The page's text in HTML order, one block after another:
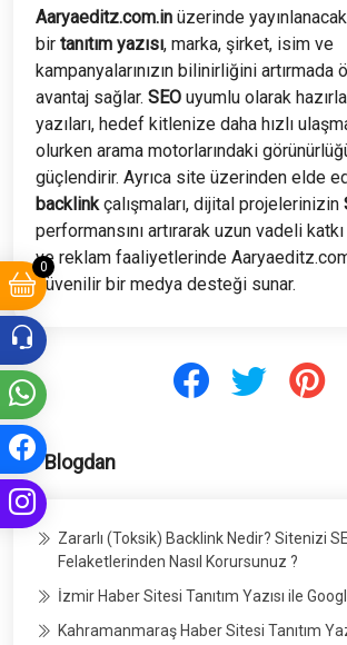
0
Aaryaeditz.com.in üzerinde
bir tanıtım yazısı, marka, şirket, isim ve
kampanyalarınızın bilinirliğini artırmada
avantaj sağlar. SEO uyumlu olarak
yazıları, hedef kitlenize daha hızlı
olurken arama motorlarındaki
güçlendirir. Ayrıca site üzerinden elde
backlinkçalışmaları, dijital projelerinizin
performansını artırarak uzun vadeli katkı
ve reklam faaliyetlerinde
güvenilir bir medya desteği sunar.
Blogdan
Zararlı (Toksik) Backlink Nedir? Sitenizi
Felaketlerinden Nasıl Korursunuz ?
İzmir Haber Sitesi Tanıtım Yazısı ile
Kahramanmaraş Haber Sitesi Tanıtım